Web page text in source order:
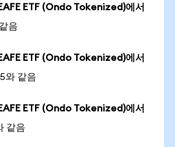
ETF (Ondo Tokenized)에서
음
ETF (Ondo Tokenized)에서
와 같음
ETF (Ondo Tokenized)에서
같음